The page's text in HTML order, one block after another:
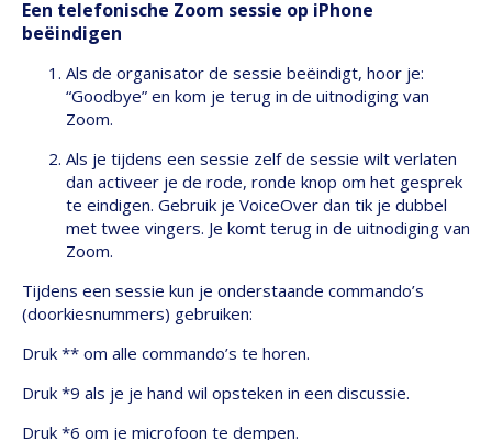
Een telefonische Zoom sessie op iPhone
beëindigen
Als de organisator de sessie beëindigt, hoor je:
“Goodbye” en kom je terug in de uitnodiging van
Zoom.
Als je tijdens een sessie zelf de sessie wilt verlaten
dan activeer je de rode, ronde knop om het gesprek
te eindigen. Gebruik je VoiceOver dan tik je dubbel
met twee vingers. Je komt terug in de uitnodiging van
Zoom.
Tijdens een sessie kun je onderstaande commando’s
(doorkiesnummers) gebruiken:
Druk ** om alle commando’s te horen.
Druk *9 als je je hand wil opsteken in een discussie.
Druk *6 om je microfoon te dempen.